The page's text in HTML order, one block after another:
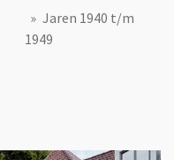
» Jaren 1940 t/m
1949